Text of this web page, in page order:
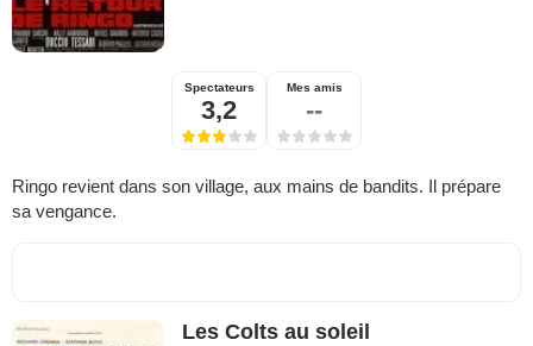
Spectateurs
3,2
Mes amis
--
Ringo revient dans son village, aux mains de bandits. Il prépare
sa vengance.
Les Colts au soleil